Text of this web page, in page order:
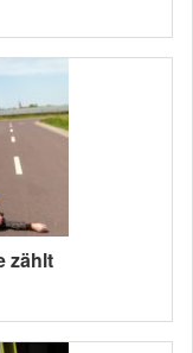
zählt